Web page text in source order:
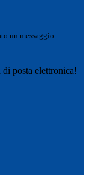
un messaggio
posta elettronica!